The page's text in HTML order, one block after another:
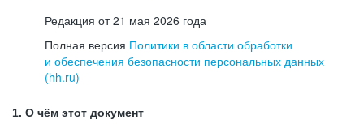
Редакция от 21 мая 2026 года
Полная версия Политики в области обработки
и обеспечения безопасности персональных данных
(hh.ru)
1. О чём этот документ